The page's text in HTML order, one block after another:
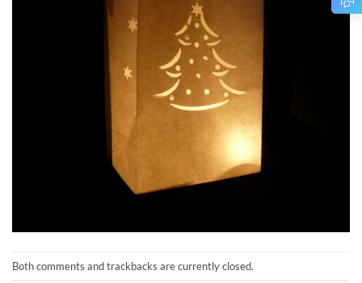
Both comments and trackbacks are currently closed.